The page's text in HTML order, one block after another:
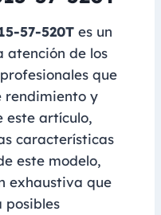
57-520T es un
atención de los
que
rendimiento y
este artículo,
características
este modelo,
exhaustiva que
posibles